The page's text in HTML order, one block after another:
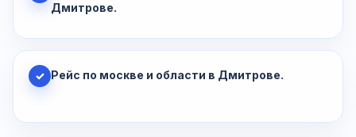
Дмитрове.
✓ Рейс по москве и области в Дмитрове.